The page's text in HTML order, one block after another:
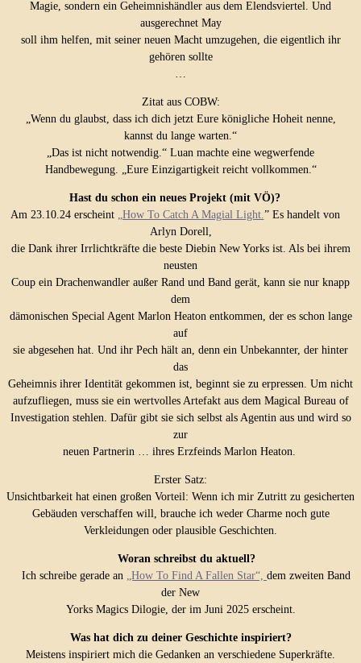
Magie, sondern ein Geheimnishändler aus dem Elendsviertel. Und
ausgerechnet May
soll ihm helfen, mit seiner neuen Macht umzugehen, die eigentlich ihr
gehören sollte
Zitat aus COBW:
„Wenn du glaubst, dass ich dich jetzt Eure königliche Hoheit nenne,
kannst du lange warten.“
„Das ist nicht notwendig.“ Luan machte eine wegwerfende
Handbewegung. „Eure Einzigartigkeit reicht vollkommen.“
Hast du schon ein neues Projekt (mit VÖ)?
Am 23.10.24 erscheint
„How To Catch A Magial Light. ” Es handelt von
Arlyn Dorell,
die Dank ihrer Irrlichtkräfte die beste Diebin New Yorks ist. Als bei ihrem
neusten
Coup ein Drachenwandler außer Rand und Band gerät, kann sie nur knapp
dem
dämonischen Special Agent Marlon Heaton entkommen, der es schon lange
auf
sie abgesehen hat. Und ihr Pech hält an, denn ein Unbekannter, der hinter
das
Geheimnis ihrer Identität gekommen ist, beginnt sie zu erpressen. Um nicht
aufzufliegen, muss sie ein wertvolles Artefakt aus dem Magical Bureau of
Investigation stehlen. Dafür gibt sie sich selbst als Agentin aus und wird so
zur
neuen Partnerin … ihres Erzfeinds Marlon Heaton.
Erster Satz:
Unsichtbarkeit hat einen großen Vorteil: Wenn ich mir Zutritt zu gesicherten
Gebäuden verschaffen will, brauche ich weder Charme noch gute
Verkleidungen oder plausible Geschichten.
Woran schreibst du aktuell?
Ich schreibe gerade an
„How To Find A Fallen Star“, dem zweiten Band
der New
Yorks Magics Dilogie, der im Juni 2025 erscheint.
Was hat dich zu deiner Geschichte inspiriert?
Meistens inspiriert mich die Gedanken an verschiedene Superkräfte.